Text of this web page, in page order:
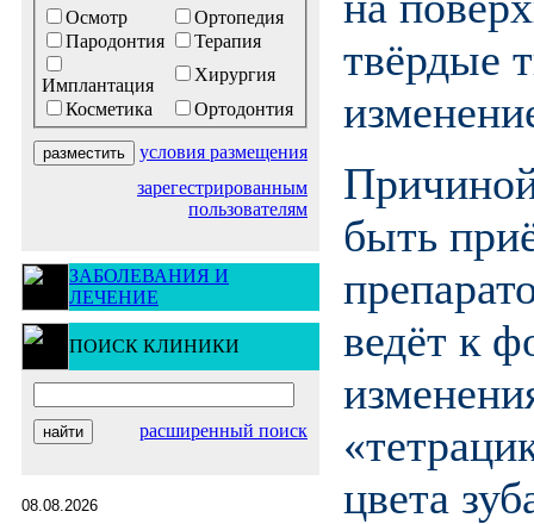
Осмотр
Ортопедия
Пародонтия
Терапия
Имплантация
Хирургия
Косметика
Ортодонтия
условия размещения
зарегестрированным
пользователям
ЗАБОЛЕВАНИЯ И
ЛЕЧЕНИЕ
ПОИСК КЛИНИКИ
расширенный поиск
08.08.2026
твёрдые
быть
ведёт к
цвета